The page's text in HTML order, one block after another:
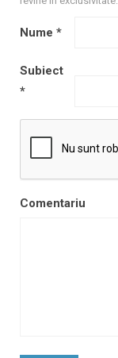
Nume *
Subiect
*
Comentariu